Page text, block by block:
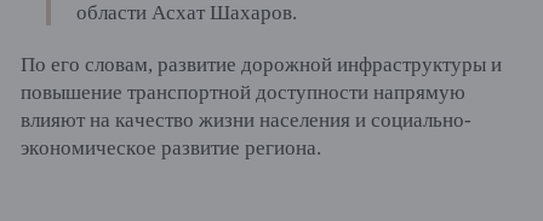
области Асхат Шахаров.
По его словам, развитие дорожной инфраструктуры и
повышение транспортной доступности напрямую
влияют на качество жизни населения и социально-
экономическое развитие региона.